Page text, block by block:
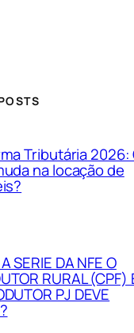
Tributária 2026:
na locação de
SERIE DA NFE O
RURAL (CPF)
PJ DEVE